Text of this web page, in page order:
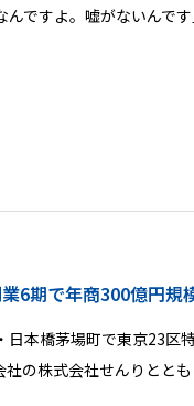
んですよ。嘘がないんで
業6期で年商300億円
日本橋茅場町で東京23区
社の株式会社せんりとと